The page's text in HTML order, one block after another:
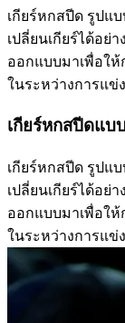
เกียร์หกสปีด รูปแ
เปลี่ยนเกียร์ได้อย่
ออกแบบมาเพื่อให้
ในระหว่างการแ
เกียร์หกสปีดแบ
เกียร์หกสปีด รูปแ
เปลี่ยนเกียร์ได้อย่
ออกแบบมาเพื่อให้
ในระหว่างการแ